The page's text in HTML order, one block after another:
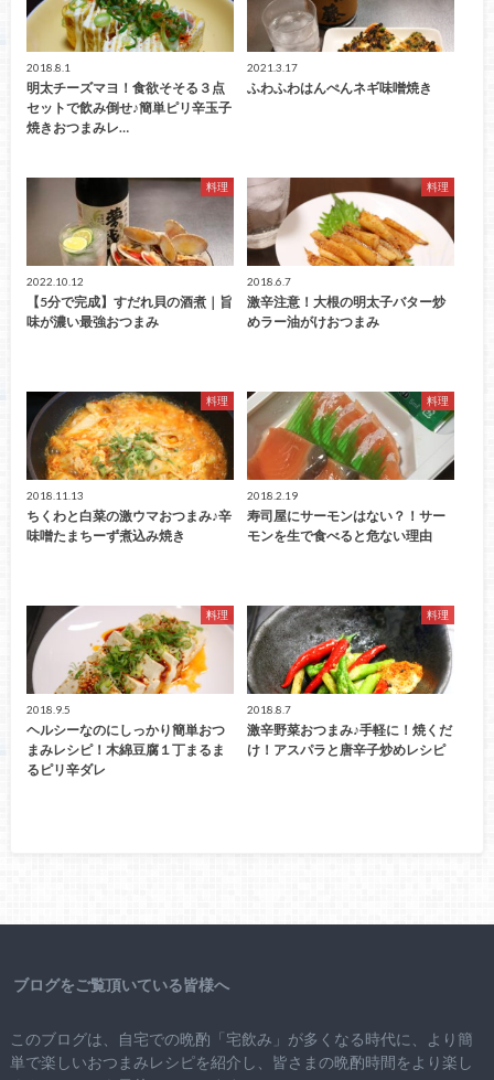
2018.8.1
明太チーズマヨ！食欲そそる３点
セットで飲み倒せ♪簡単ピリ辛玉子
焼きおつまみレ…
2021.3.17
ふわふわはんぺんネギ味噌焼き
料理
2022.10.12
【5分で完成】すだれ貝の酒煮｜旨
味が濃い最強おつまみ
料理
2018.6.7
激辛注意！大根の明太子バター炒
めラー油がけおつまみ
料理
2018.11.13
ちくわと白菜の激ウマおつまみ♪辛
味噌たまちーず煮込み焼き
料理
2018.2.19
寿司屋にサーモンはない？！サー
モンを生で食べると危ない理由
料理
2018.9.5
ヘルシーなのにしっかり簡単おつ
まみレシピ！木綿豆腐１丁まるま
るピリ辛ダレ
料理
2018.8.7
激辛野菜おつまみ♪手軽に！焼くだ
け！アスパラと唐辛子炒めレシピ
ブログをご覧頂いている皆様へ
このブログは、自宅での晩酌「宅飲み」が多くなる時代に、より簡
単で楽しいおつまみレシピを紹介し、皆さまの晩酌時間をより楽し